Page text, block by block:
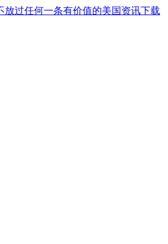
放过任何一条有价值的美国资讯下载